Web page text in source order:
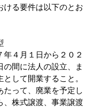
ける要件は以下のとお
年４月１日から２０２
の間に法人の設立、ま
として開業すること。
たって、廃業を予定し
、株式譲渡、事業譲渡